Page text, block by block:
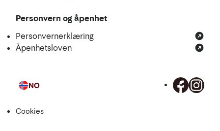
Personvern og åpenhet
Personvernerklæring
Åpenhetsloven
Språk
NO
Cookies